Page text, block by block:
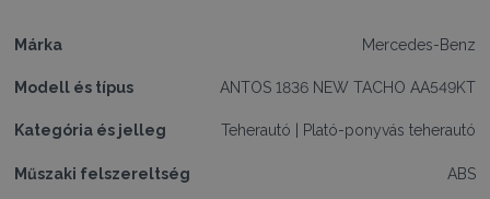
Márka Mercedes-Benz
Modell és típus ANTOS 1836 NEW TACHO AA549KT
Kategória és jelleg Teherautó Plató-ponyvás teherautó
Műszaki felszereltség ABS